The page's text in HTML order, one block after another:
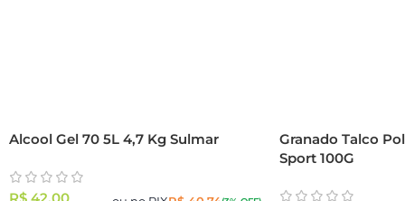
Alcool Gel 70 5L 4,7 Kg Sulmar
Granado Talco
Sport 100G